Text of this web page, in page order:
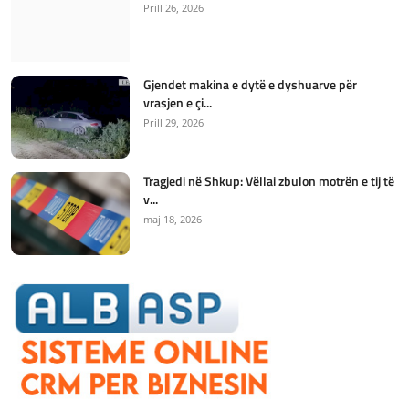
Prill 26, 2026
Gjendet makina e dytë e dyshuarve për
vrasjen e çi...
Prill 29, 2026
Tragjedi në Shkup: Vëllai zbulon motrën e tij të
v...
maj 18, 2026